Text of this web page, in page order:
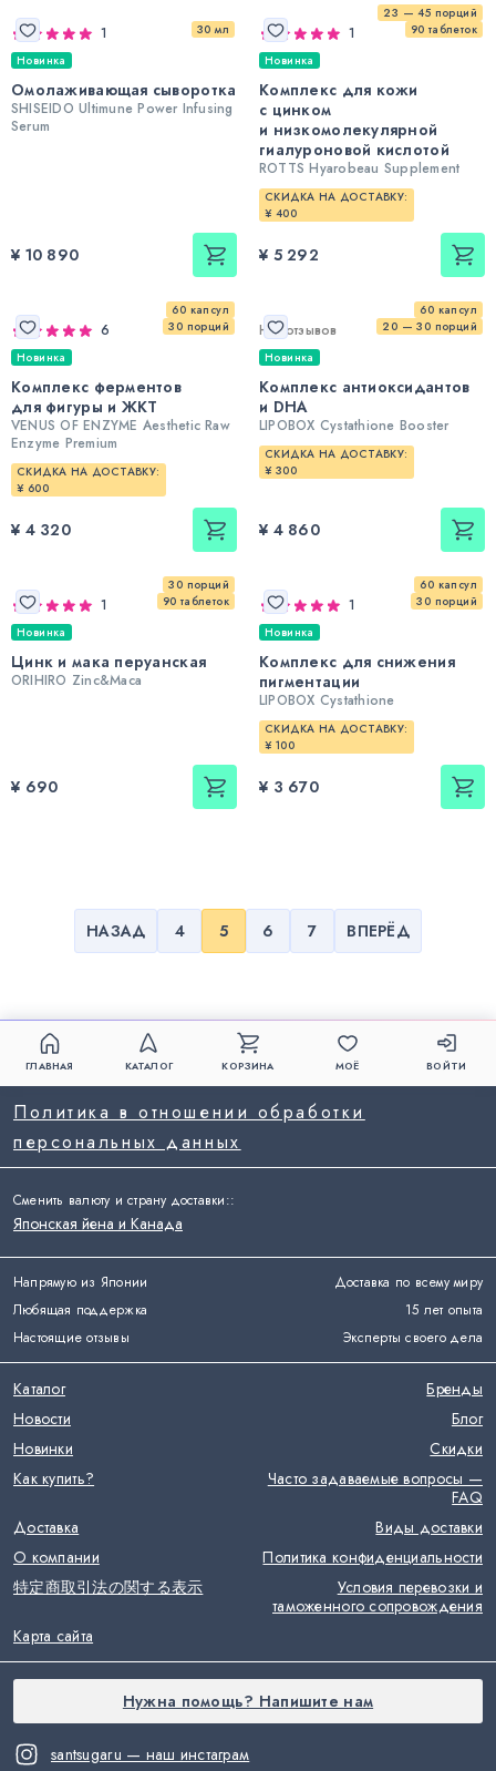
30 мл
1
Новинка
Омолаживающая сыворотка
SHISEIDO Ultimune Power Infusing
Serum
¥ 10 890
23 — 45 порций
90 таблеток
1
Новинка
Комплекс для кожи
с цинком
и низкомолекулярной
гиалуроновой кислотой
ROTTS Hyarobeau Supplement
СКИДКА НА ДОСТАВКУ:
¥ 400
¥ 5 292
60 капсул
30 порций
6
Новинка
Комплекс ферментов
для фигуры и ЖКТ
VENUS OF ENZYME Aesthetic Raw
Enzyme Premium
СКИДКА НА ДОСТАВКУ:
¥ 600
¥ 4 320
60 капсул
20 — 30 порций
Нет отзывов
Новинка
Комплекс антиоксидантов
и DHA
LIPOBOX Cystathione Booster
СКИДКА НА ДОСТАВКУ:
¥ 300
¥ 4 860
30 порций
90 таблеток
1
Новинка
Цинк и мака перуанская
ORIHIRO Zinc&Maca
¥ 690
60 капсул
30 порций
1
Новинка
Комплекс для снижения
пигментации
LIPOBOX Cystathione
СКИДКА НА ДОСТАВКУ:
¥ 100
¥ 3 670
НАЗАД 4 5 6 7 ВПЕРЁД
ГЛАВНАЯ КАТАЛОГ КОРЗИНА МОЁ ВОЙТИ
Напрямую из Японии
Доставка по всему миру
Любящая поддержка
15 лет опыта
Настоящие отзывы
Эксперты своего дела
santsugaru — наш инстаграм
Политика в отношении обработки
персональных данных
Каталог
Бренды
Новости
Блог
Новинки
Скидки
Как купить?
Часто задаваемые вопросы —
FAQ
Доставка
Виды доставки
О компании
Политика конфиденциальности
特定商取引法の関する表示
Условия перевозки и
таможенного сопровождения
Карта сайта
Сменить валюту и страну доставки::
Японская йена и Канада
Нужна помощь? Напишите нам